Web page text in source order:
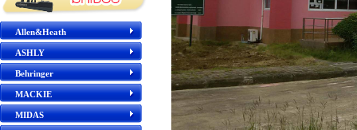
Allen&Heath
ASHLY
Behringer
MACKIE
MIDAS